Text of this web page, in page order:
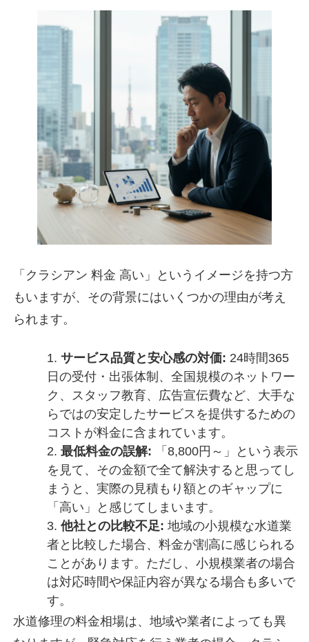
「クラシアン 料金 高い」というイメージを持つ方
もいますが、その背景にはいくつかの理由が考え
られます。
サービス品質と安心感の対価: 24時間365
日の受付・出張体制、全国規模のネットワー
ク、スタッフ教育、広告宣伝費など、大手な
らではの安定したサービスを提供するための
コストが料金に含まれています。
最低料金の誤解: 「8,800円～」という表示
を見て、その金額で全て解決すると思ってし
まうと、実際の見積もり額とのギャップに
「高い」と感じてしまいます。
他社との比較不足: 地域の小規模な水道業
者と比較した場合、料金が割高に感じられる
ことがあります。ただし、小規模業者の場合
は対応時間や保証内容が異なる場合も多いで
す。
水道修理の料金相場は、地域や業者によっても異